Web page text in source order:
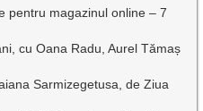
pentru magazinul online – 7
cu Oana Radu, Aurel Tămaș
Sarmizegetusa, de Ziua